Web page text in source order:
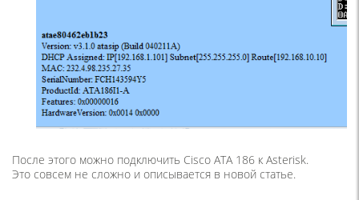
После этого можно подключить Cisco ATA 186 к Asterisk.
Это совсем не сложно и описывается в новой статье.